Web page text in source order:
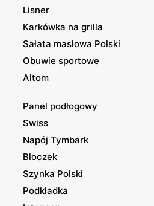
Lisner
Karkówka na grilla
Sałata masłowa Polski
Obuwie sportowe
Altom
Panel podłogowy
Swiss
Napój Tymbark
Bloczek
Szynka Polski
Podkładka